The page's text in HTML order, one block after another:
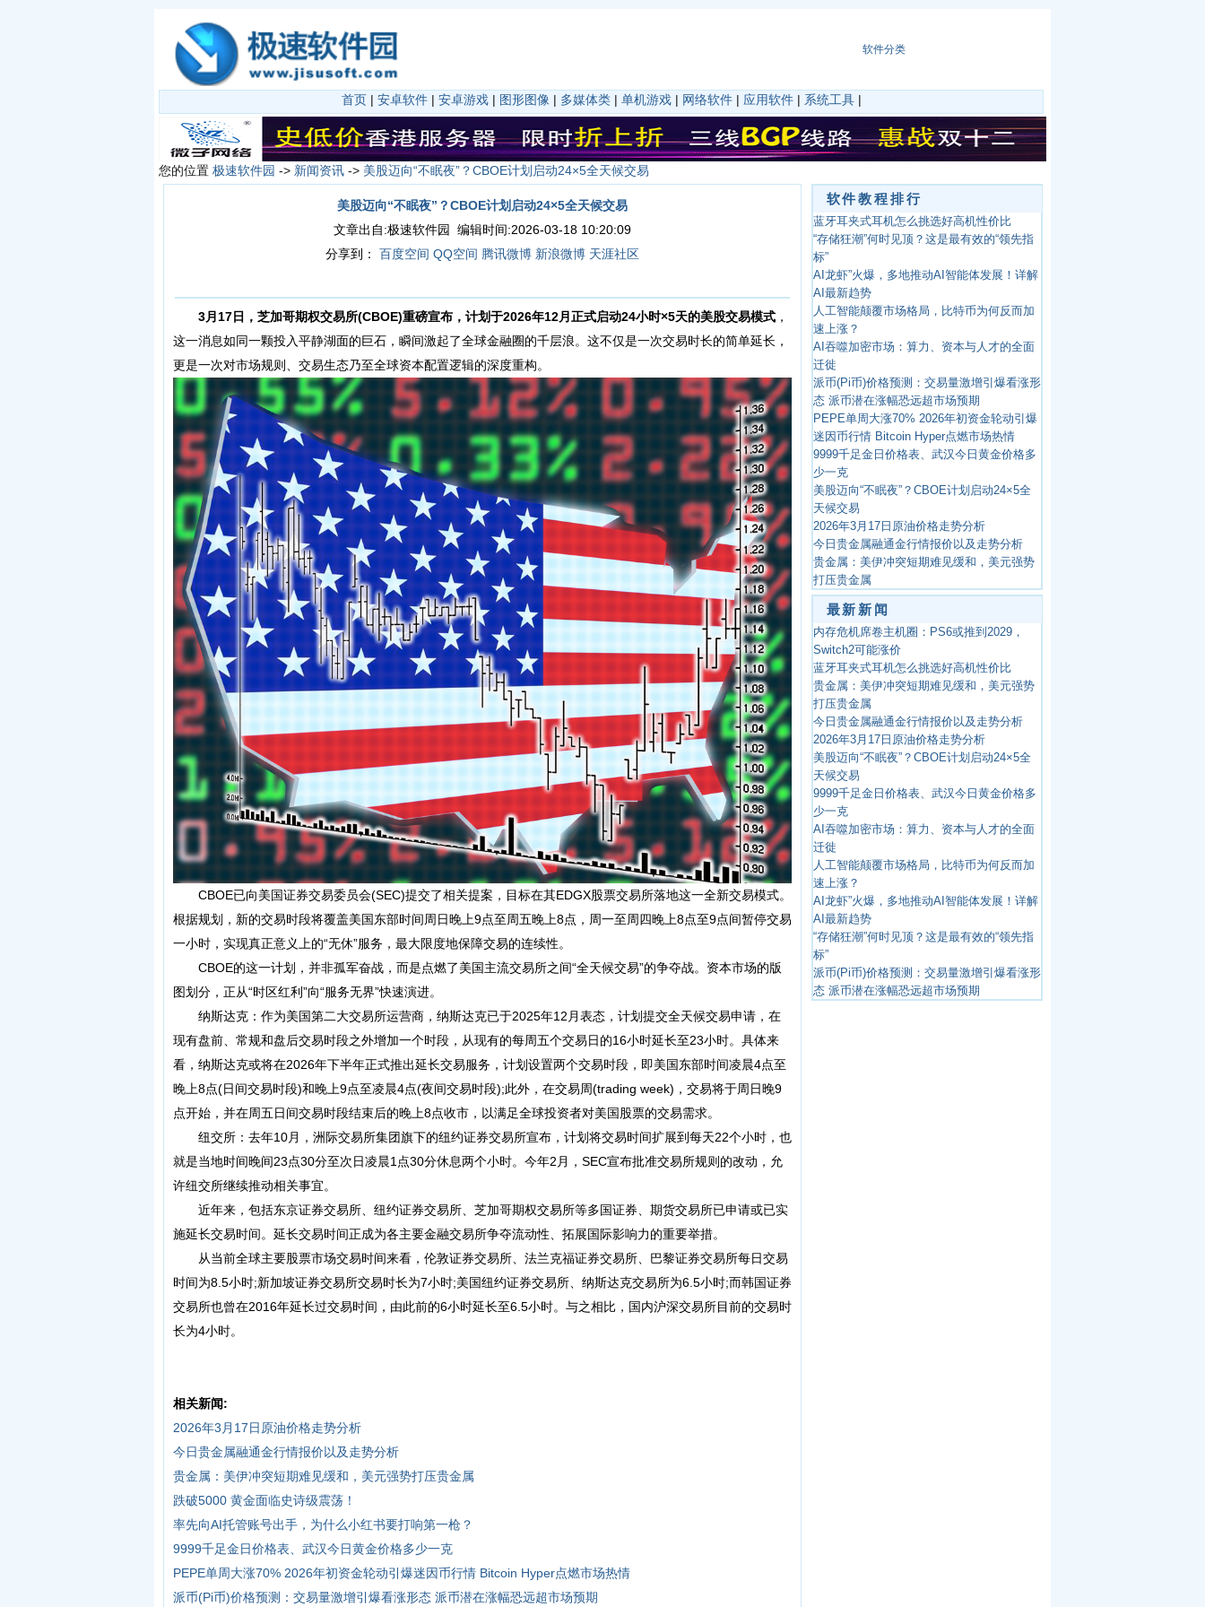
软件分类
首页| 安卓软件| 安卓游戏| 图形图像 | 多媒体类| 单机游戏| 网络软件| 应用软件| 系统工具|
您的位置 极速软件园 -> 新闻资讯 -> 美股迈向“不眠夜”？CBOE计划启动24×5全天候交易
美股迈向“不眠夜”？CBOE计划启动24×5全天候交易
文章出自:极速软件园 编辑时间:2026-03-18 10:20:09
分享到：
百度空间 QQ空间 腾讯微博 新浪微博 天涯社区
3月17日，芝加哥期权交易所(CBOE)重磅宣布，计划于2026年12月正式启动24小时×5天的美股交易模式 ，
这一消息如同一颗投入平静湖面的巨石，瞬间激起了全球金融圈的千层浪。这不仅是一次交易时长的简单延长，
更是一次对市场规则、交易生态乃至全球资本配置逻辑的深度重构。
CBOE已向美国证券交易委员会(SEC)提交了相关提案，目标在其EDGX股票交易所落地这一全新交易模式。
根据规划，新的交易时段将覆盖美国东部时间周日晚上9点至周五晚上8点，周一至周四晚上8点至9点间暂停交易
一小时，实现真正意义上的“无休”服务，最大限度地保障交易的连续性。
CBOE的这一计划，并非孤军奋战，而是点燃了美国主流交易所之间“全天候交易”的争夺战。资本市场的版
图划分，正从“时区红利”向“服务无界”快速演进。
纳斯达克：作为美国第二大交易所运营商，纳斯达克已于2025年12月表态，计划提交全天候交易申请，在
现有盘前、常规和盘后交易时段之外增加一个时段，从现有的每周五个交易日的16小时延长至23小时。具体来
看，纳斯达克或将在2026年下半年正式推出延长交易服务，计划设置两个交易时段，即美国东部时间凌晨4点至
晚上8点(日间交易时段)和晚上9点至凌晨4点(夜间交易时段);此外，在交易周(trading week)，交易将于周日晚9
点开始，并在周五日间交易时段结束后的晚上8点收市，以满足全球投资者对美国股票的交易需求。
纽交所：去年10月，洲际交易所集团旗下的纽约证券交易所宣布，计划将交易时间扩展到每天22个小时，也
就是当地时间晚间23点30分至次日凌晨1点30分休息两个小时。今年2月，SEC宣布批准交易所规则的改动，允
许纽交所继续推动相关事宜。
近年来，包括东京证券交易所、纽约证券交易所、芝加哥期权交易所等多国证券、期货交易所已申请或已实
施延长交易时间。延长交易时间正成为各主要金融交易所争夺流动性、拓展国际影响力的重要举措。
从当前全球主要股票市场交易时间来看，伦敦证券交易所、法兰克福证券交易所、巴黎证券交易所每日交易
时间为8.5小时;新加坡证券交易所交易时长为7小时;美国纽约证券交易所、纳斯达克交易所为6.5小时;而韩国证券
交易所也曾在2016年延长过交易时间，由此前的6小时延长至6.5小时。与之相比，国内沪深交易所目前的交易时
长为4小时。
相关新闻:
2026年3月17日原油价格走势分析
今日贵金属融通金行情报价以及走势分析
贵金属：美伊冲突短期难见缓和，美元强势打压贵金属
跌破5000 黄金面临史诗级震荡！
率先向AI托管账号出手，为什么小红书要打响第一枪？
9999千足金日价格表、武汉今日黄金价格多少一克
PEPE单周大涨70% 2026年初资金轮动引爆迷因币行情 Bitcoin Hyper点燃市场热情
派币(Pi币)价格预测：交易量激增引爆看涨形态 派币潜在涨幅恐远超市场预期
软件教程排行
蓝牙耳夹式耳机怎么挑选好高机性价比
“存储狂潮”何时见顶？这是最有效的“领先指
标”
AI龙虾”火爆，多地推动AI智能体发展！详解
AI最新趋势
人工智能颠覆市场格局，比特币为何反而加
速上涨？
AI吞噬加密市场：算力、资本与人才的全面
迁徙
派币(Pi币)价格预测：交易量激增引爆看涨形
态 派币潜在涨幅恐远超市场预期
PEPE单周大涨70% 2026年初资金轮动引爆
迷因币行情 Bitcoin Hyper点燃市场热情
9999千足金日价格表、武汉今日黄金价格多
少一克
美股迈向“不眠夜”？CBOE计划启动24×5全
天候交易
2026年3月17日原油价格走势分析
今日贵金属融通金行情报价以及走势分析
贵金属：美伊冲突短期难见缓和，美元强势
打压贵金属
最新新闻
内存危机席卷主机圈：PS6或推到2029，
Switch2可能涨价
蓝牙耳夹式耳机怎么挑选好高机性价比
贵金属：美伊冲突短期难见缓和，美元强势
打压贵金属
今日贵金属融通金行情报价以及走势分析
2026年3月17日原油价格走势分析
美股迈向“不眠夜”？CBOE计划启动24×5全
天候交易
9999千足金日价格表、武汉今日黄金价格多
少一克
AI吞噬加密市场：算力、资本与人才的全面
迁徙
人工智能颠覆市场格局，比特币为何反而加
速上涨？
AI龙虾”火爆，多地推动AI智能体发展！详解
AI最新趋势
“存储狂潮”何时见顶？这是最有效的“领先指
标”
派币(Pi币)价格预测：交易量激增引爆看涨形
态 派币潜在涨幅恐远超市场预期